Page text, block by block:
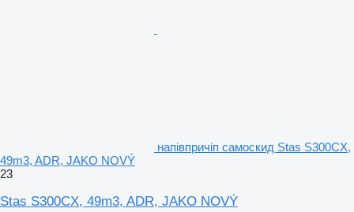
напівпричіп самоскид Stas S300CX,
49m3, ADR, JAKO NOVÝ
23
Stas S300CX, 49m3, ADR, JAKO NOVÝ